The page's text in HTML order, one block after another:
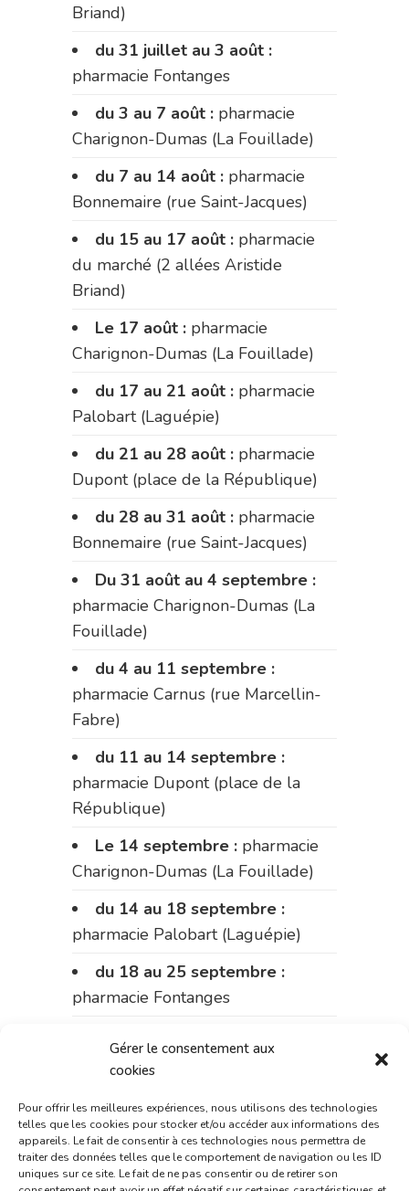
Gérer le consentement aux
cookies
Pour offrir les meilleures expériences, nous utilisons des technologies
telles que les cookies pour stocker et/ou accéder aux informations des
appareils. Le fait de consentir à ces technologies nous permettra de
traiter des données telles que le comportement de navigation ou les ID
uniques sur ce site. Le fait de ne pas consentir ou de retirer son
Briand)
du 31 juillet au 3 août :
pharmacie Fontanges
du 3 au 7 août : pharmacie
Charignon-Dumas (La Fouillade)
du 7 au 14 août : pharmacie
Bonnemaire (rue Saint-Jacques)
du 15 au 17 août : pharmacie
du marché (2 allées Aristide
Briand)
Le 17 août : pharmacie
Charignon-Dumas (La Fouillade)
du 17 au 21 août : pharmacie
Palobart (Laguépie)
du 21 au 28 août : pharmacie
Dupont (place de la République)
du 28 au 31 août : pharmacie
Bonnemaire (rue Saint-Jacques)
Du 31 août au 4 septembre :
pharmacie Charignon-Dumas (La
Fouillade)
du 4 au 11 septembre :
pharmacie Carnus (rue Marcellin-
Fabre)
du 11 au 14 septembre :
pharmacie Dupont (place de la
République)
Le 14 septembre : pharmacie
Charignon-Dumas (La Fouillade)
du 14 au 18 septembre :
pharmacie Palobart (Laguépie)
du 18 au 25 septembre :
pharmacie Fontanges
pharmacie du marché (2 allées
Du 28 septembre au 1er
octobre :pharmacie Charignon-
Dumas (La Fouillade)